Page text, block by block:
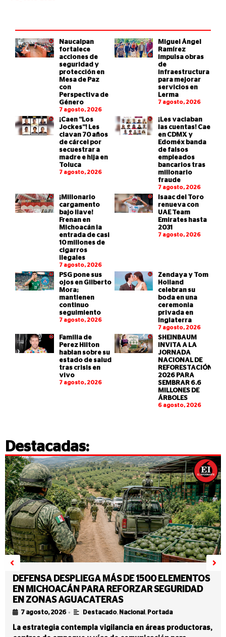
Naucalpan
fortalece
acciones de
seguridad y
protección en
Mesa de Paz
con
Perspectiva de
Género
7 agosto, 2026
Miguel Ángel
Ramírez
impulsa obras
de
infraestructura
para mejorar
servicios en
Lerma
7 agosto, 2026
¡Caen “Los
Jockes”! Les
clavan 70 años
de cárcel por
secuestrar a
madre e hija en
Toluca
7 agosto, 2026
¡Les vaciaban
las cuentas! Cae
en CDMX y
Edoméx banda
de falsos
empleados
bancarios tras
millonario
fraude
7 agosto, 2026
¡Millonario
cargamento
bajo llave!
Frenan en
Michoacán la
entrada de casi
10 millones de
cigarros
ilegales
7 agosto, 2026
Isaac del Toro
renueva con
UAE Team
Emirates hasta
2031
7 agosto, 2026
PSG pone sus
ojos en Gilberto
Mora;
mantienen
continuo
seguimiento
7 agosto, 2026
Zendaya y Tom
Holland
celebran su
boda en una
ceremonia
privada en
Inglaterra
7 agosto, 2026
Familia de
Perez Hilton
hablan sobre su
estado de salud
tras crisis en
vivo
7 agosto, 2026
SHEINBAUM
INVITA A LA
JORNADA
NACIONAL DE
REFORESTACIÓN
2026 PARA
SEMBRAR 6.6
MILLONES DE
ÁRBOLES
6 agosto, 2026
Destacadas:
DEFENSA DESPLIEGA MÁS DE 1500 ELEMENTOS
EN MICHOACÁN PARA REFORZAR SEGURIDAD
EN ZONAS AGUACATERAS
7 agosto, 2026 • Destacado, Nacional , Portada
La estrategia contempla vigilancia en áreas productoras,